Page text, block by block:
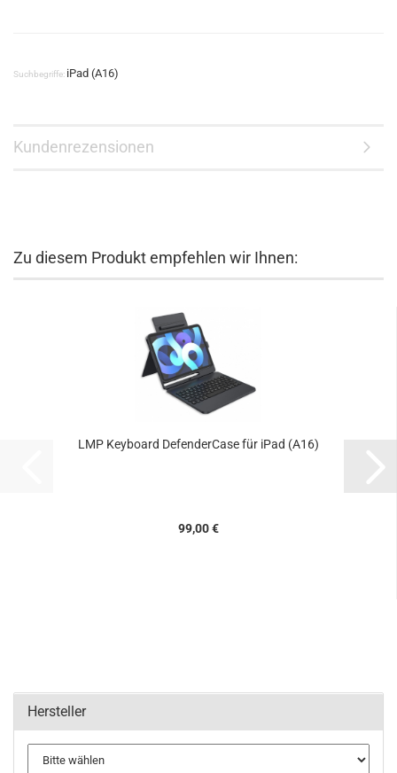
Suchbegriffe: iPad (A16)
Kundenrezensionen
Zu diesem Produkt empfehlen wir Ihnen:
LMP Keyboard DefenderCase für iPad (A16)
99,00 €
Hersteller